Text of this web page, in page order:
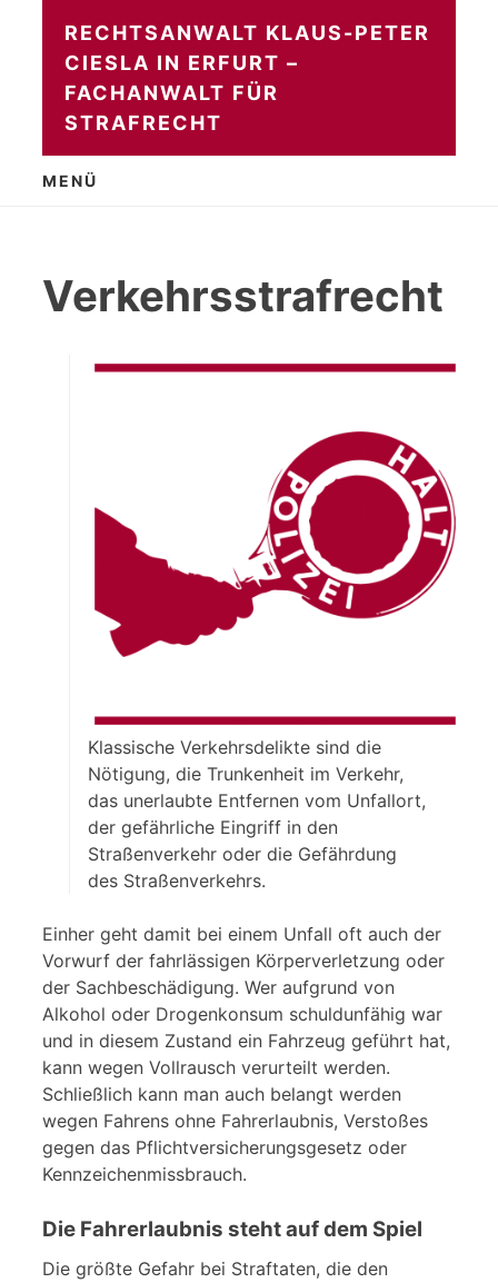
springen
RECHTSANWALT KLAUS-PETER
CIESLA IN ERFURT –
FACHANWALT FÜR
STRAFRECHT
MENÜ
Verkehrsstrafrecht
Klassische Verkehrsdelikte sind die
Nötigung, die Trunkenheit im Verkehr,
das unerlaubte Entfernen vom Unfallort,
der gefährliche Eingriff in den
Straßenverkehr oder die Gefährdung
des Straßenverkehrs.
Einher geht damit bei einem Unfall oft auch der
Vorwurf der fahrlässigen Körperverletzung oder
der Sachbeschädigung. Wer aufgrund von
Alkohol oder Drogenkonsum schuldunfähig war
und in diesem Zustand ein Fahrzeug geführt hat,
kann wegen Vollrausch verurteilt werden.
Schließlich kann man auch belangt werden
wegen Fahrens ohne Fahrerlaubnis, Verstoßes
gegen das Pflichtversicherungsgesetz oder
Kennzeichenmissbrauch.
Die Fahrerlaubnis steht auf dem Spiel
Die größte Gefahr bei Straftaten, die den